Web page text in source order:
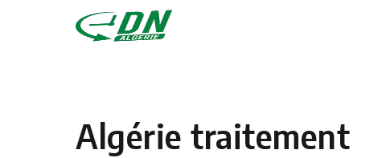
Skip to content
Algérie traitement